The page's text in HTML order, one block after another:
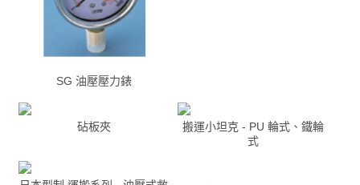
SG 油壓壓力錶
砧板夾
搬運小坦克 - PU 輪式、鐵輪
式